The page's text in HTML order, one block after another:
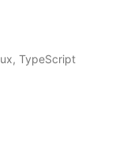
TypeScript